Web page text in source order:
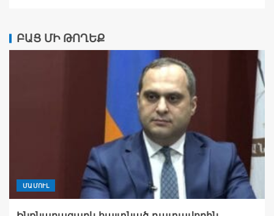
ԲԱՑ ՄԻ ԹՈՂԵՔ
ՄԱՄՈՒԼ